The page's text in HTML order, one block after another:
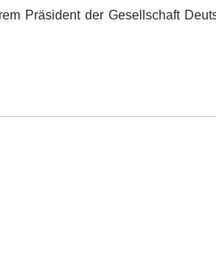
Präsident der Gesellschaft